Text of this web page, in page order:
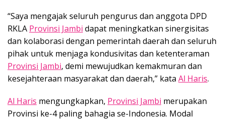
“Saya mengajak seluruh pengurus dan anggota DPD
RKLA Provinsi Jambi dapat meningkatkan sinergisitas
dan kolaborasi dengan pemerintah daerah dan seluruh
pihak untuk menjaga kondusivitas dan ketenteraman
Provinsi Jambi, demi mewujudkan kemakmuran dan
kesejahteraan masyarakat dan daerah,” kata Al Haris.
Al Haris mengungkapkan, Provinsi Jambi merupakan
Provinsi ke-4 paling bahagia se-Indonesia. Modal